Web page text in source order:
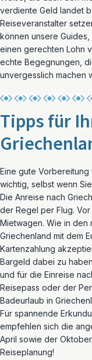
verdiente Geld landet
Reiseveranstalter
können unsere
einen gerechten Lohn
echte Begegnungen,
unvergesslich machen
Tipps für
Eine gute Vorbereitung
wichtig, selbst wenn
Die Anreise nach
der Regel per Flug.
Mietwagen. Wie in den
Griechenland mit dem
Kartenzahlung
Bargeld dabei zu
und für die Einreise
Reisepass oder der
Badeurlaub in
Für spannende
empfehlen sich die
April sowie der
Reiseplanung!